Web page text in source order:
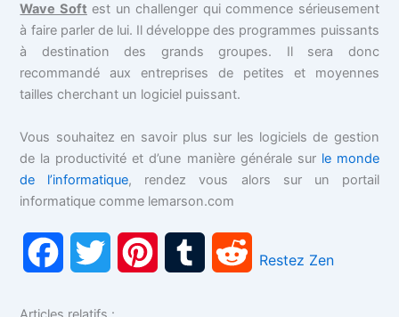
Wave Soft est un challenger qui commence sérieusement
à faire parler de lui. Il développe des programmes puissants
à destination des grands groupes. Il sera donc
recommandé aux entreprises de petites et moyennes
tailles cherchant un logiciel puissant.
Vous souhaitez en savoir plus sur les logiciels de gestion
de la productivité et d’une manière générale sur le monde
de l’informatique, rendez vous alors sur un portail
informatique comme lemarson.com
RRestez Zen